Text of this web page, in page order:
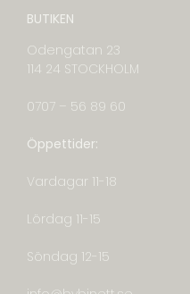
BUTIKEN
Odengatan 23
114 24 STOCKHOLM
0707 – 56 89 60
Öppettider:
Vardagar 11-18
Lördag 11-15
Söndag 12-15